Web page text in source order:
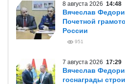
8 августа 2026 14:48
Вячеслав
Почетной
России
951
7 августа 2026 17:29
Вячеслав
госнаграды